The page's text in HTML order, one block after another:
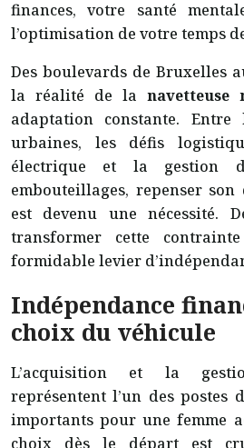
finances, votre santé
l’optimisation de votre temps
Des boulevards de Bruxelles
la réalité de la navetteuse
adaptation constante. Entre
urbaines, les défis
électrique et la gestion
embouteillages, repenser
est devenu une nécessité.
transformer cette
formidable levier
Indépendance
choix du véhicule
L’acquisition et la
représentent l’un des postes
importants pour une femme
choix dès le départ est